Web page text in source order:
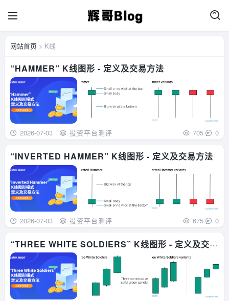
网站首页 > K线
“HAMMER” K线图形 - 定义及交易方法
2026-07-03 投资平台测评 705 0
“INVERTED HAMMER” K线图形 - 定义及交易方法
2026-07-03 投资平台测评 675 0
“THREE WHITE SOLDIERS” K线图形 - 定义及交易
方法